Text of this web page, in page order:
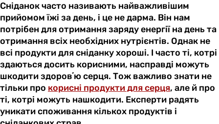
Сніданок часто називають найважливішим
прийомом їжі за день, і це не дарма. Він нам
потрібен для отримання заряду енергії на день та
отримання всіх необхідних нутрієнтів. Однак не
всі продукти для сніданку хороші. І часто ті, котрі
здаються досить корисними, насправді можуть
шкодити здоровʼю серця. Тож важливо знати не
тільки про корисні продукти для серця, але й про
ті, котрі можуть нашкодити. Експерти радять
уникати споживання кількох продуктів і